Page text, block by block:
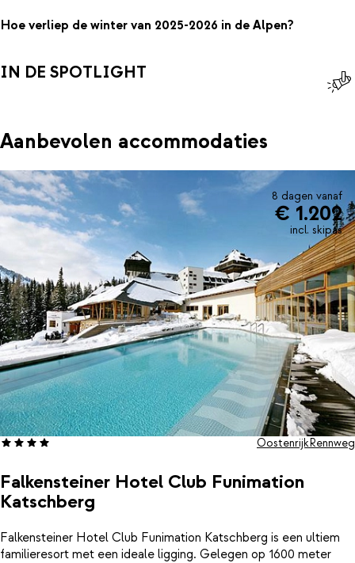
Hoe verliep de winter van 2025-2026 in de Alpen?
IN DE SPOTLIGHT
Aanbevolen accommodaties
8 dagen vanaf
€ 1.202
incl. skipas
Falkensteiner Hotel Club Funimation
Katschberg
OostenrijkRennweg
Falkensteiner Hotel Club Funimation Katschberg is een ultiem
familieresort met een ideale ligging. Gelegen op 1600 meter